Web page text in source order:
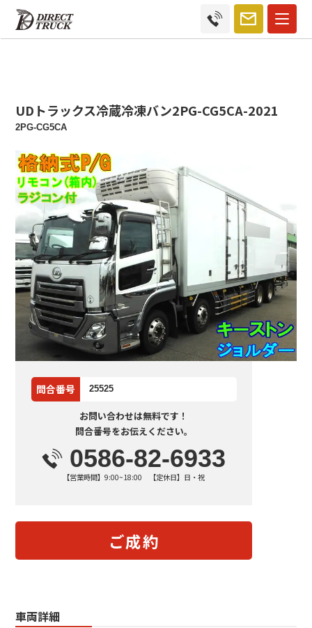
UDトラックス冷蔵冷凍バン2PG-CG5CA-2021
2PG-CG5CA
問合番号 25525
お問い合わせは無料です！
問合番号をお伝えください。
0586-82-6933
【営業時間】9:00~18:00 【定休日】日・祝
ご成約
車両詳細